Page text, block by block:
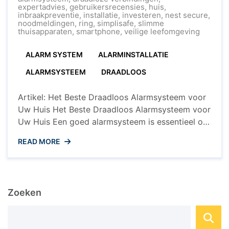
Tips
Aanbevelingen
expertadvies, gebruikersrecensies, huis,
inbraakpreventie, installatie, investeren, nest secure,
noodmeldingen, ring, simplisafe, slimme
thuisapparaten, smartphone, veilige leefomgeving
ALARM SYSTEM
ALARMINSTALLATIE
ALARMSYSTEEM
DRAADLOOS
Artikel: Het Beste Draadloos Alarmsysteem voor
Uw Huis Het Beste Draadloos Alarmsysteem voor
Uw Huis Een goed alarmsysteem is essentieel om
indringers en ongewenste situaties. Met de
opkomst van draadloze technologieën zijn
betrouwbaarheid. Maar wat is nu ...
READ MORE
Zoeken